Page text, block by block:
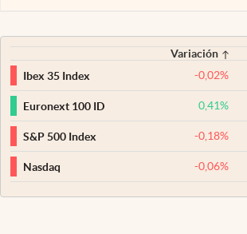
Variación
Ibex 35 Index
-0,02%
Euronext 100 ID 0,41%
S&P 500 Index -0,18%
Nasdaq -0,06%